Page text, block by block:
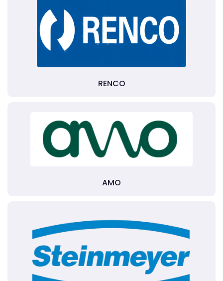
RENCO
AMO